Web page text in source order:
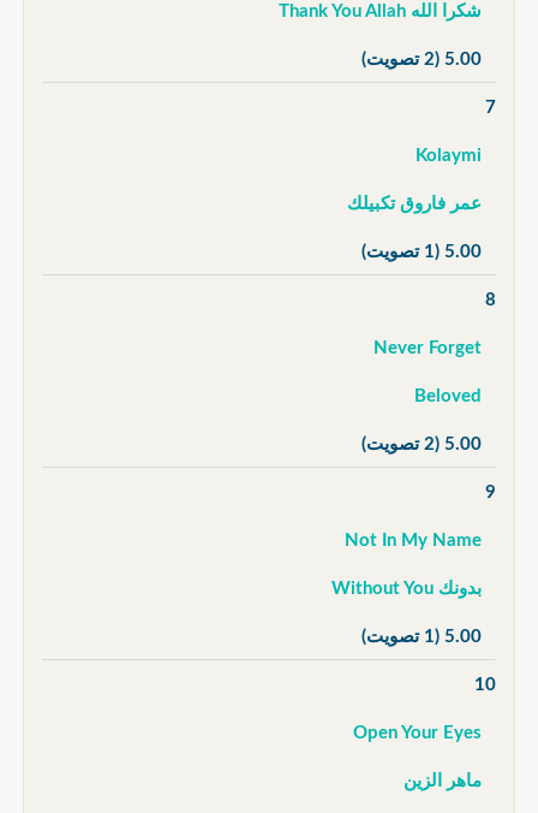
شكرا الله Thank You Allah
5.00 (2 تصويت)
7
Kolaymi
عمر فاروق تكبيلك
5.00 (1 تصويت)
8
Never Forget
Beloved
5.00 (2 تصويت)
9
Not In My Name
بدونك Without You
5.00 (1 تصويت)
10
Open Your Eyes
ماهر الزين